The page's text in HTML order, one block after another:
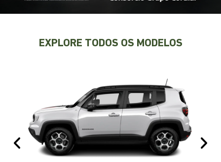
EXPLORE TODOS OS MODELOS
Anterior